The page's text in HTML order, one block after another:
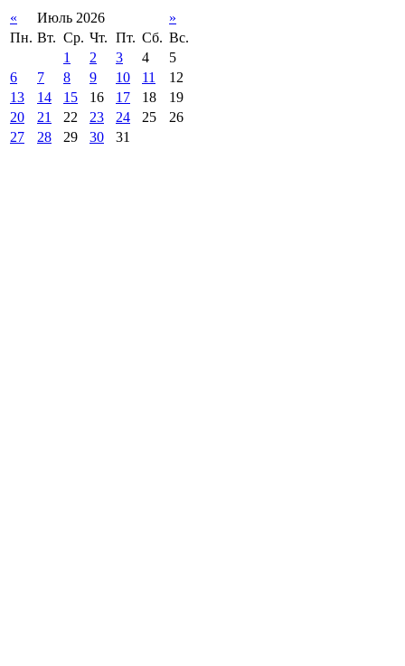
« Июль 2026
»
Пн. Вт. Ср. Чт. Пт. Сб. Вс.
1
2 3 4
5
6
7 8 9 10 11
12
13
14 15 16 17 18
19
20
21 22 23 24 25
26
27
28 29 30 31